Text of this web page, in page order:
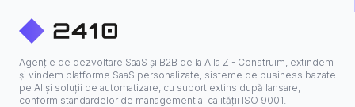
Agenție de dezvoltare SaaS și B2B de la A la Z - Construim, extindem
și vindem platforme SaaS personalizate, sisteme de business bazate
pe AI și soluții de automatizare, cu suport extins după lansare,
conform standardelor de management al calității ISO 9001.